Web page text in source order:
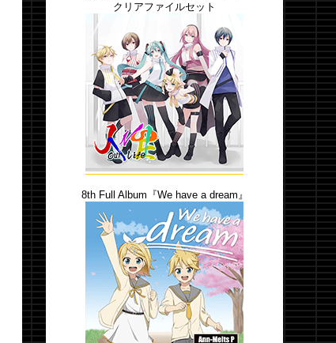
クリアファイルセット
8th Full Album『We have a dream』